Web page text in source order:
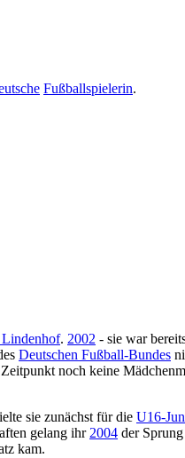
Fußballspielerin.
. 2002 - sie war
Deutschen Fußball-Bundes
noch keine
sie zunächst für die U16-
gelang ihr 2004 der
kam.